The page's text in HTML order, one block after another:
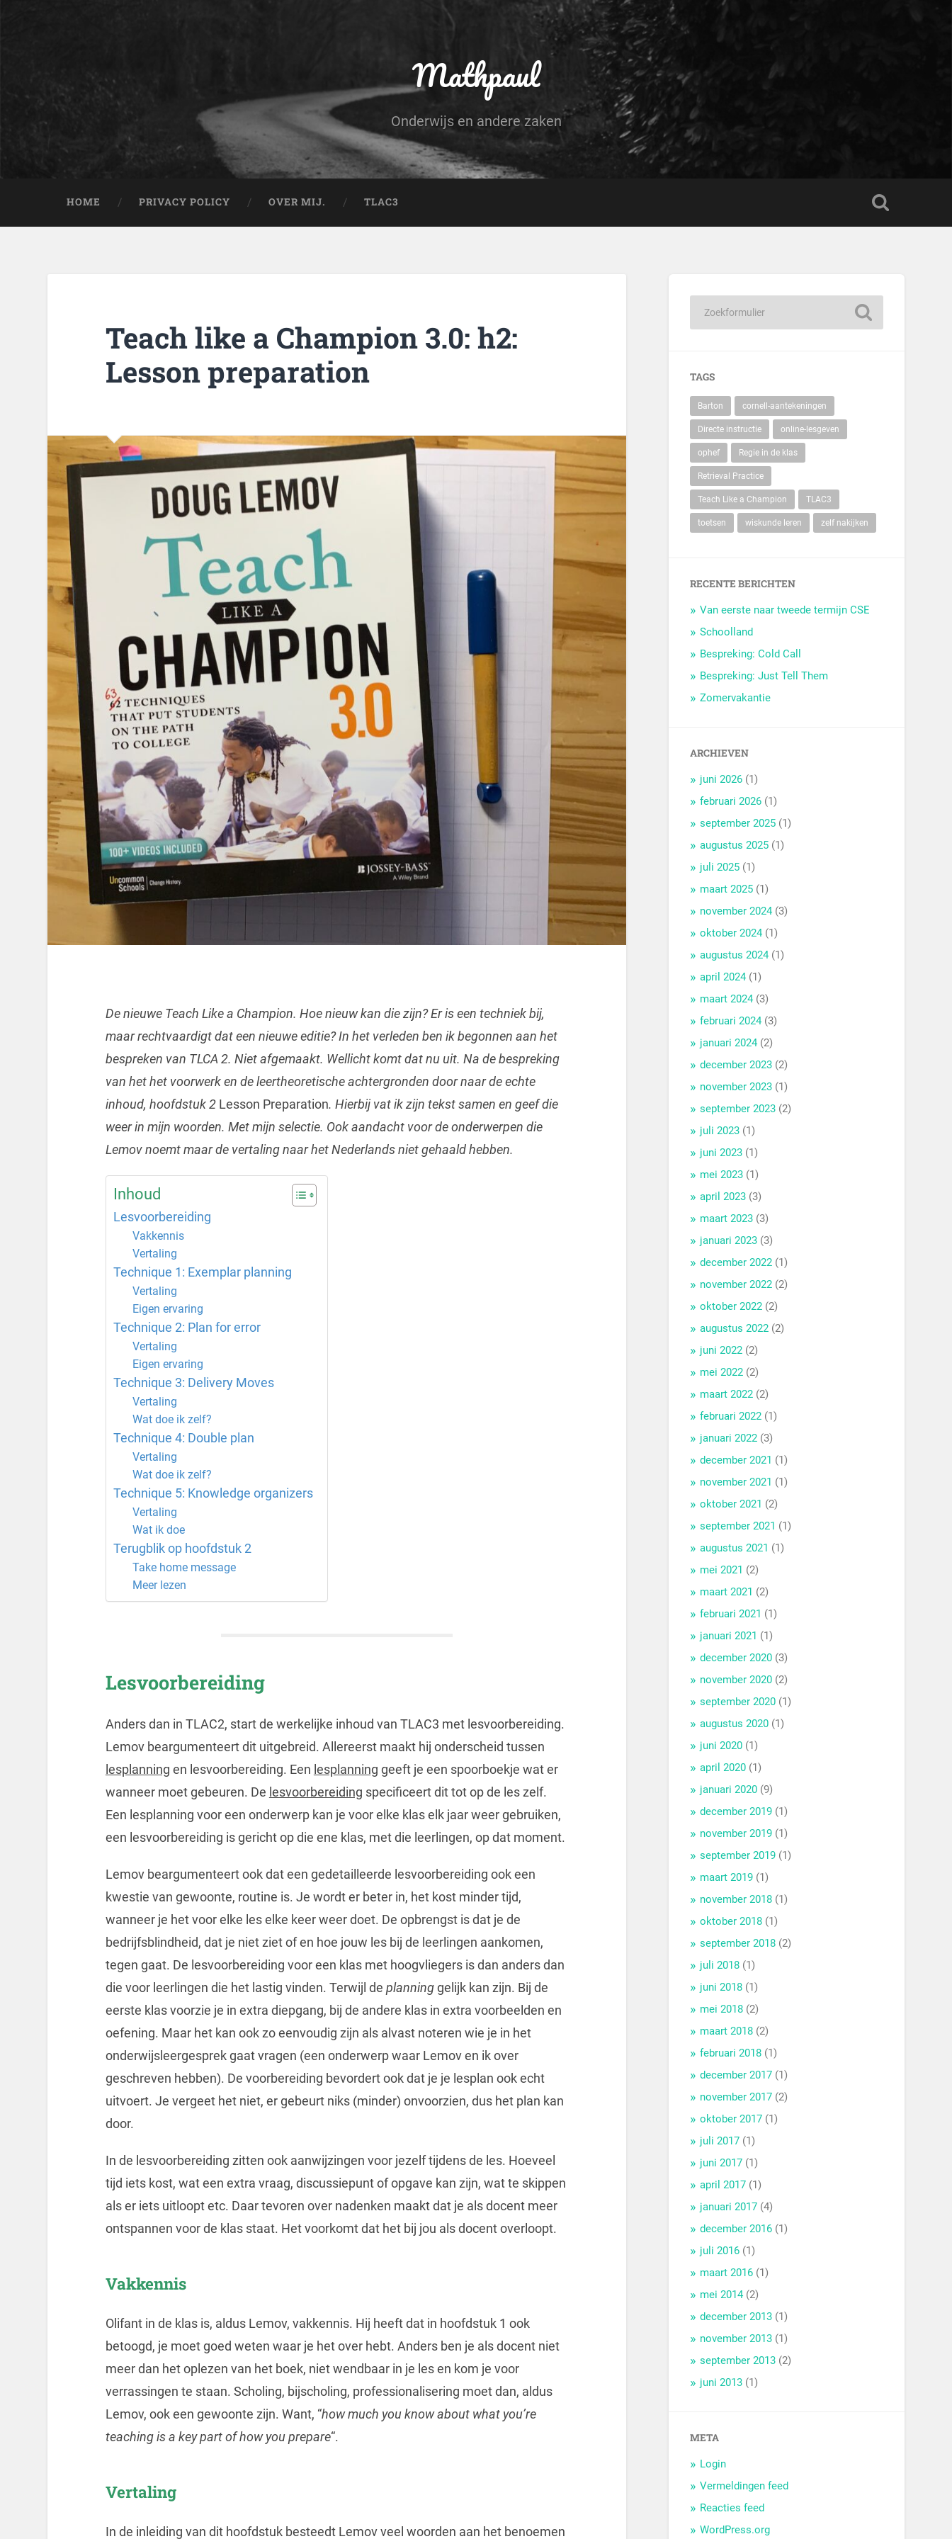
Mathpaul
Onderwijs en andere zaken
HOME PRIVACY POLICY OVER MIJ. TLAC3
Teach like a Champion 3.0: h2:
Lesson preparation
De nieuwe Teach Like a Champion. Hoe nieuw kan die zijn? Er is een techniek bij,
maar rechtvaardigt dat een nieuwe editie? In het verleden ben ik begonnen aan het
bespreken van TLCA 2. Niet afgemaakt. Wellicht komt dat nu uit. Na de bespreking
van het het voorwerk en de leertheoretische achtergronden door naar de echte
inhoud, hoofdstuk 2 Lesson Preparation. Hierbij vat ik zijn tekst samen en geef die
weer in mijn woorden. Met mijn selectie. Ook aandacht voor de onderwerpen die
Lemov noemt maar de vertaling naar het Nederlands niet gehaald hebben.
Inhoud
Lesvoorbereiding
Vakkennis
Vertaling
Technique 1: Exemplar planning
Vertaling
Eigen ervaring
Technique 2: Plan for error
Vertaling
Eigen ervaring
Technique 3: Delivery Moves
Vertaling
Wat doe ik zelf?
Technique 4: Double plan
Vertaling
Wat doe ik zelf?
Technique 5: Knowledge organizers
Vertaling
Wat ik doe
Terugblik op hoofdstuk 2
Take home message
Meer lezen
Lesvoorbereiding
Anders dan in TLAC2, start de werkelijke inhoud van TLAC3 met lesvoorbereiding.
Lemov beargumenteert dit uitgebreid. Allereerst maakt hij onderscheid tussen
lesplanning en lesvoorbereiding. Een lesplanning geeft je een spoorboekje wat er
wanneer moet gebeuren. De lesvoorbereiding specificeert dit tot op de les zelf.
Een lesplanning voor een onderwerp kan je voor elke klas elk jaar weer gebruiken,
een lesvoorbereiding is gericht op die ene klas, met die leerlingen, op dat moment.
Lemov beargumenteert ook dat een gedetailleerde lesvoorbereiding ook een
kwestie van gewoonte, routine is. Je wordt er beter in, het kost minder tijd,
wanneer je het voor elke les elke keer weer doet. De opbrengst is dat je de
bedrijfsblindheid, dat je niet ziet of en hoe jouw les bij de leerlingen aankomen,
tegen gaat. De lesvoorbereiding voor een klas met hoogvliegers is dan anders dan
die voor leerlingen die het lastig vinden. Terwijl de planninggelijk kan zijn. Bij de
eerste klas voorzie je in extra diepgang, bij de andere klas in extra voorbeelden en
oefening. Maar het kan ook zo eenvoudig zijn als alvast noteren wie je in het
onderwijsleergesprek gaat vragen (een onderwerp waar Lemov en ik over
geschreven hebben). De voorbereiding bevordert ook dat je je lesplan ook echt
uitvoert. Je vergeet het niet, er gebeurt niks (minder) onvoorzien, dus het plan kan
door.
In de lesvoorbereiding zitten ook aanwijzingen voor jezelf tijdens de les. Hoeveel
tijd iets kost, wat een extra vraag, discussiepunt of opgave kan zijn, wat te skippen
als er iets uitloopt etc. Daar tevoren over nadenken maakt dat je als docent meer
ontspannen voor de klas staat. Het voorkomt dat het bij jou als docent overloopt.
Vakkennis
Olifant in de klas is, aldus Lemov, vakkennis. Hij heeft dat in hoofdstuk 1 ook
betoogd, je moet goed weten waar je het over hebt. Anders ben je als docent niet
meer dan het oplezen van het boek, niet wendbaar in je les en kom je voor
verrassingen te staan. Scholing, bijscholing, professionalisering moet dan, aldus
Lemov, ook een gewoonte zijn. Want, “how much you know about what you’re
teaching is a key part of how you prepare“.
Vertaling
In de inleiding van dit hoofdstuk besteedt Lemov veel woorden aan het benoemen
TAGS
Barton cornell-aantekeningen
Directe instructie online-lesgeven
ophef Regie in de klas
Retrieval Practice
Teach Like a Champion TLAC3
toetsen wiskunde leren zelf nakijken
RECENTE BERICHTEN
Van eerste naar tweede termijn CSE
Schoolland
Bespreking: Cold Call
Bespreking: Just Tell Them
Zomervakantie
ARCHIEVEN
juni 2026 (1)
februari 2026 (1)
september 2025 (1)
augustus 2025 (1)
juli 2025 (1)
maart 2025 (1)
november 2024 (3)
oktober 2024 (1)
augustus 2024 (1)
april 2024 (1)
maart 2024 (3)
februari 2024 (3)
januari 2024 (2)
december 2023 (2)
november 2023 (1)
september 2023 (2)
juli 2023 (1)
juni 2023 (1)
mei 2023 (1)
april 2023 (3)
maart 2023 (3)
januari 2023 (3)
december 2022 (1)
november 2022 (2)
oktober 2022 (2)
augustus 2022 (2)
juni 2022 (2)
mei 2022 (2)
maart 2022 (2)
februari 2022 (1)
januari 2022 (3)
december 2021 (1)
november 2021 (1)
oktober 2021 (2)
september 2021 (1)
augustus 2021 (1)
mei 2021 (2)
maart 2021 (2)
februari 2021 (1)
januari 2021 (1)
december 2020 (3)
november 2020 (2)
september 2020 (1)
augustus 2020 (1)
juni 2020 (1)
april 2020 (1)
januari 2020 (9)
december 2019 (1)
november 2019 (1)
september 2019 (1)
maart 2019 (1)
november 2018 (1)
oktober 2018 (1)
september 2018 (2)
juli 2018 (1)
juni 2018 (1)
mei 2018 (2)
maart 2018 (2)
februari 2018 (1)
december 2017 (1)
november 2017 (2)
oktober 2017 (1)
juli 2017 (1)
juni 2017 (1)
april 2017 (1)
januari 2017 (4)
december 2016 (1)
juli 2016 (1)
maart 2016 (1)
mei 2014 (2)
december 2013 (1)
november 2013 (1)
september 2013 (2)
juni 2013 (1)
META
Login
Vermeldingen feed
Reacties feed
WordPress.org